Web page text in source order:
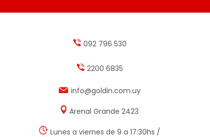
092 796 530
2200 6835
info@goldin.com.uy
Arenal Grande 2423
Lunes a viernes de 9 a 17:30hs /